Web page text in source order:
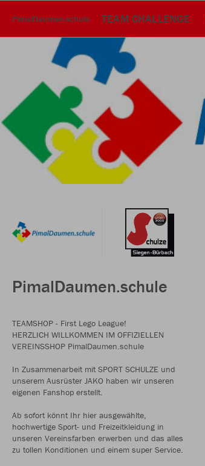
PimalDaumen.schule TEAM CHALLENGE
PimalDaumen.schule
TEAMSHOP - First Lego League!
HERZLICH WILLKOMMEN IM OFFIZIELLEN
VEREINSSHOP PimalDaumen.schule
In Zusammenarbeit mit SPORT SCHULZE und
unserem Ausrüster JAKO haben wir unseren
eigenen Fanshop erstellt.
Ab sofort könnt Ihr hier ausgewählte,
hochwertige Sport- und Freizeitkleidung in
unseren Vereinsfarben erwerben und das alles
zu tollen Konditionen und einem super Service.